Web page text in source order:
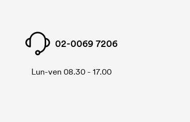
02-0069 7206
Lun-ven 08.30 - 17.00